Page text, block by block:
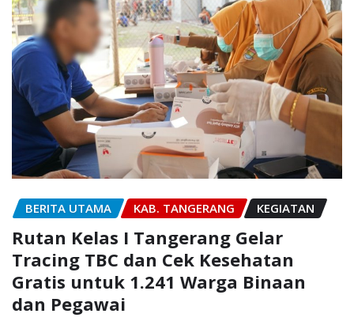
BERITA UTAMA KAB. TANGERANG KEGIATAN
Rutan Kelas I Tangerang Gelar
Tracing TBC dan Cek Kesehatan
Gratis untuk 1.241 Warga Binaan
dan Pegawai